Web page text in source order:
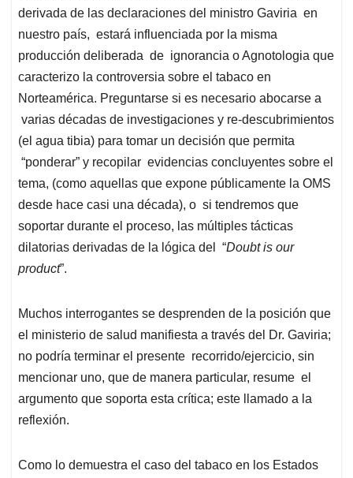
derivada de las declaraciones del ministro Gaviria en
nuestro país, estará influenciada por la misma
producción deliberada de ignorancia o Agnotologia que
caracterizo la controversia sobre el tabaco en
Norteamérica. Preguntarse si es necesario abocarse a
varias décadas de investigaciones y re-descubrimientos
(el agua tibia) para tomar un decisión que permita
“ponderar” y recopilar evidencias concluyentes sobre el
tema, (como aquellas que expone públicamente la OMS
desde hace casi una década), o si tendremos que
soportar durante el proceso, las múltiples tácticas
dilatorias derivadas de la lógica del “Doubt is our
product”.
Muchos interrogantes se desprenden de la posición que
el ministerio de salud manifiesta a través del Dr. Gaviria;
no podría terminar el presente recorrido/ejercicio, sin
mencionar uno, que de manera particular, resume el
argumento que soporta esta crítica; este llamado a la
reflexión.
Como lo demuestra el caso del tabaco en los Estados